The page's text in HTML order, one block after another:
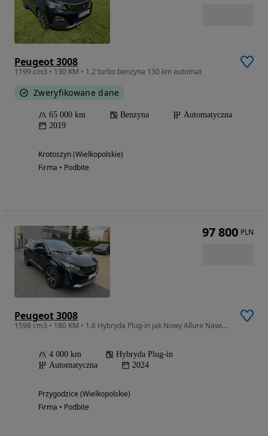
Peugeot 3008
1199 cm3 • 130 KM • 1.2 turbo benzyna 130 km automat
Zweryfikowane dane
65 000 km Benzyna
Automatyczna
2019
Krotoszyn (Wielkopolskie)
Firma • Podbite
Peugeot 3008
1598 cm3 • 180 KM • 1.6 Hybryda Plug-in jak Nowy Allure Nawigacja
4 000 km
Hybryda Plug-in
Automatyczna
2024
Przygodzice (Wielkopolskie)
Firma • Podbite
97 800 PLN